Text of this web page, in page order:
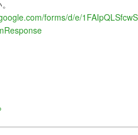
forms/d/e/